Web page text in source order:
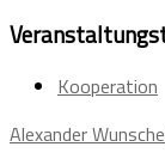
Kooperation
Alexander